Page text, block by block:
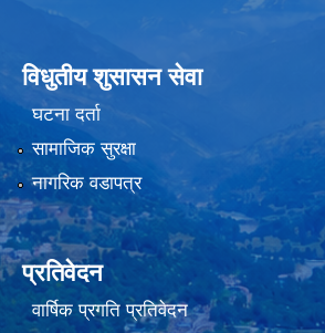
विधुतीय शुसासन सेवा
घटना दर्ता
सामाजिक सुरक्षा
नागरिक वडापत्र
प्रतिवेदन
वार्षिक प्रगति प्रतिवेदन